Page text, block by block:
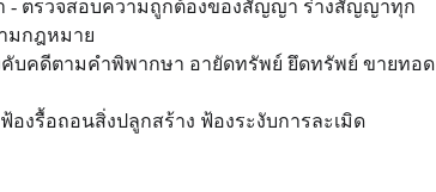
- ตรวจสอบความถูกต้องของสัญญา ร่างสัญญาทุก
มกฎหมาย
คับคดีตามคำพิพากษา อายัดทรัพย์ ยึดทรัพย์ ขายทอด
งรื้อถอนสิ่งปลูกสร้าง ฟ้องระงับการละเมิด